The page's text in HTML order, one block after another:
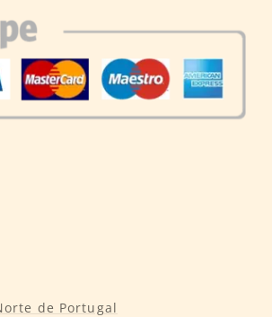
de Portugal